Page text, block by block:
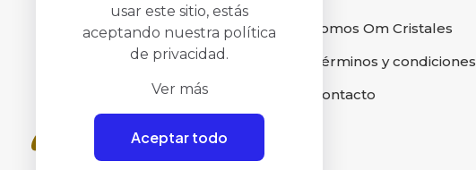
Somos Om Cristales
Términos y condiciones
Contacto
usar este sitio, estás
aceptando nuestra política
de privacidad .
Ver más
Aceptar todo